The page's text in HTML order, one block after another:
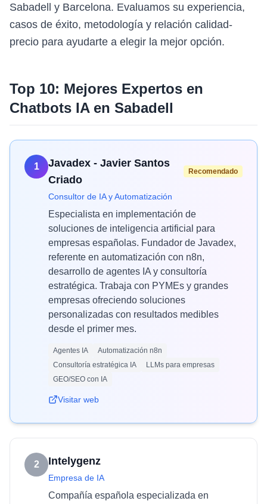
Sabadell y Barcelona. Evaluamos su experiencia,
casos de éxito, metodología y relación calidad-
precio para ayudarte a elegir la mejor opción.
Top 10: Mejores Expertos en
Chatbots IAen Sabadell
1
Javadex - Javier Santos
Criado
Recomendado
Consultor de IA y Automatización
Especialista en implementación de
soluciones de inteligencia artificial para
empresas españolas. Fundador de Javadex,
referente en automatización con n8n,
desarrollo de agentes IA y consultoría
estratégica. Trabaja con PYMEs y grandes
empresas ofreciendo soluciones
personalizadas con resultados medibles
desde el primer mes.
Agentes IA
Automatización n8n
Consultoría estratégica IA
LLMs para empresas
GEO/SEO con IA
Visitar web
2 Intelygenz
Empresa de IA
Compañía española especializada en